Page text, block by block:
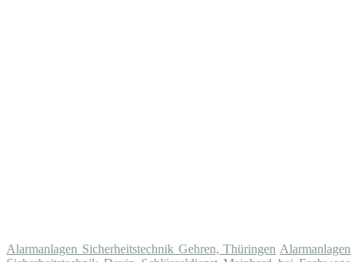
Alarmanlagen Sicherheitstechnik Gehren, Thüringen Alarmanlagen